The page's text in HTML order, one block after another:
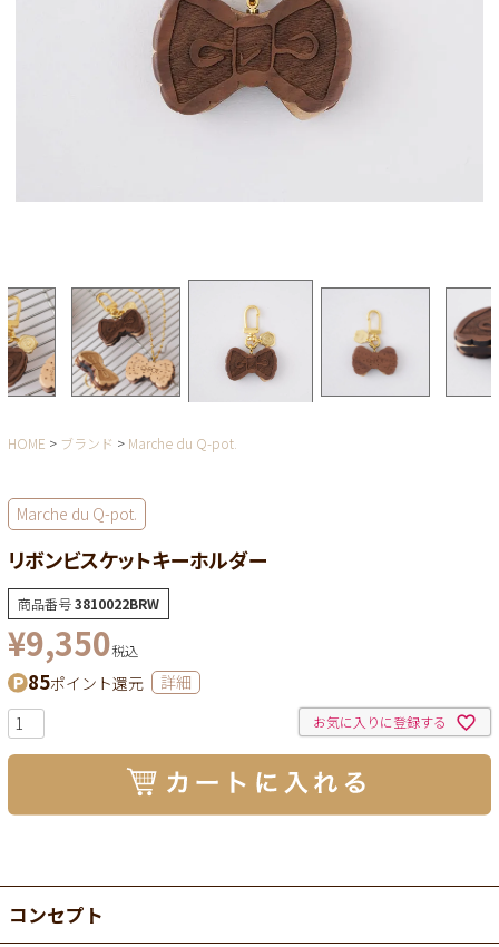
HOME ブランド Marche du Q-pot.
Marche du Q-pot.
リボンビスケットキーホルダー
商品番号3810022BRW
¥9,350税込
85ポイント還元 詳細
お気に入りに登録する
コンセプト